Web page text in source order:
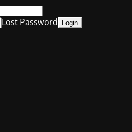
Lost Password